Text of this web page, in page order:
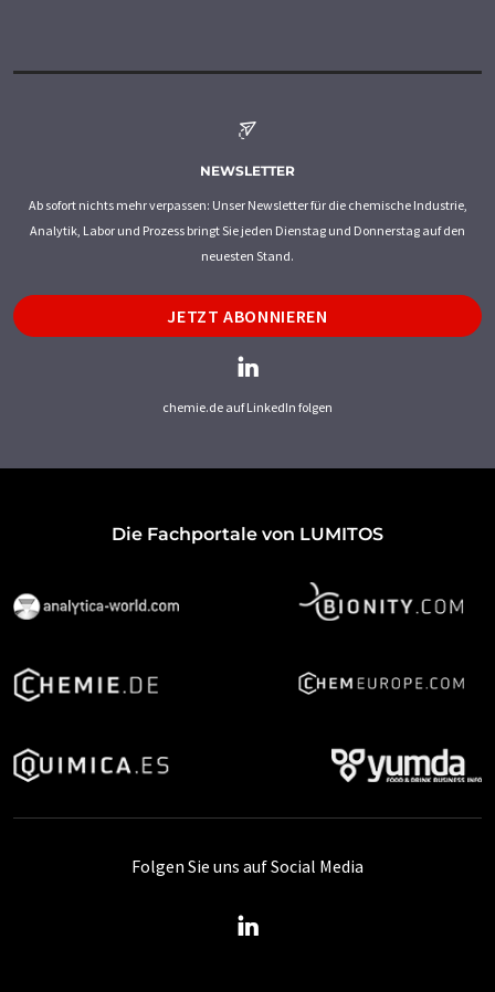
NEWSLETTER
Ab sofort nichts mehr verpassen: Unser Newsletter für die chemische Industrie,
Analytik, Labor und Prozess bringt Sie jeden Dienstag und Donnerstag auf den
neuesten Stand.
JETZT ABONNIEREN
chemie.de auf LinkedIn folgen
Die Fachportale von LUMITOS
Folgen Sie uns auf Social Media